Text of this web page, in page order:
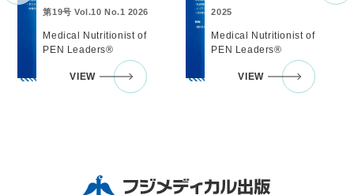
第19号 Vol.10 No.1 2026
Medical Nutritionist of
PEN Leaders®
VIEW
2025
Medical Nutritionist of
PEN Leaders®
VIEW